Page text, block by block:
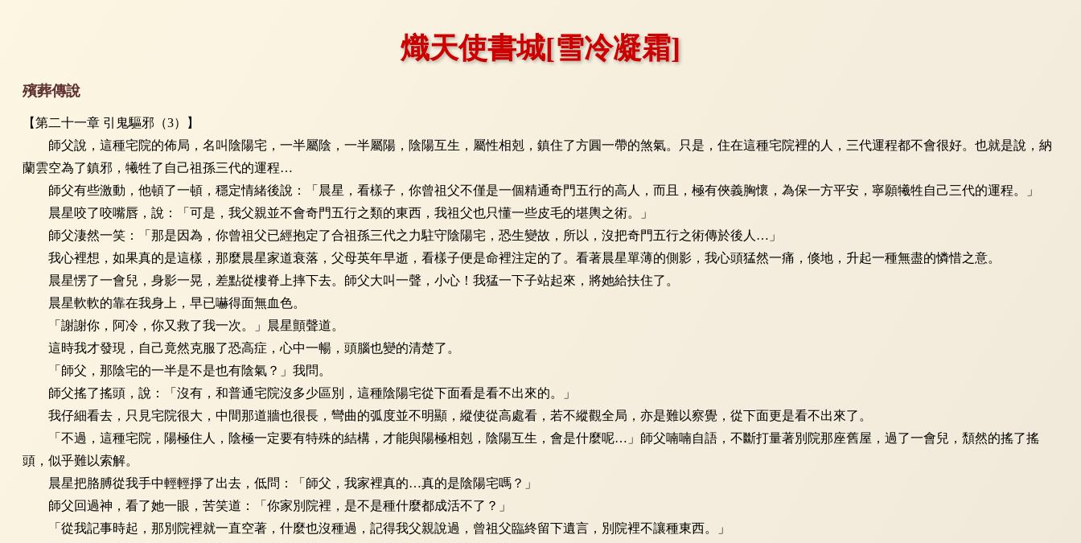
熾天使書城[雪冷凝霜]
殯葬傳說
【第二十一章 引鬼驅邪（3）】
師父說，這種宅院的佈局，名叫陰陽宅，一半屬陰，一半屬陽，陰陽互生，屬性相剋，鎮住了方圓一帶的煞氣。只是，住在這種宅院裡的人，三代運程都不會很好。也就是說，納
蘭雲空為了鎮邪，犧牲了自己祖孫三代的運程…
師父有些激動，他頓了一頓，穩定情緒後說：「晨星，看樣子，你曾祖父不僅是一個精通奇門五行的高人，而且，極有俠義胸懷，為保一方平安，寧願犧牲自己三代的運程。」
晨星咬了咬嘴唇，說：「可是，我父親並不會奇門五行之類的東西，我祖父也只懂一些皮毛的堪輿之術。」
師父淒然一笑：「那是因為，你曾祖父已經抱定了合祖孫三代之力駐守陰陽宅，恐生變故，所以，沒把奇門五行之術傳於後人…」
我心裡想，如果真的是這樣，那麼晨星家道衰落，父母英年早逝，看樣子便是命裡注定的了。看著晨星單薄的側影，我心頭猛然一痛，倏地，升起一種無盡的憐惜之意。
晨星愣了一會兒，身影一晃，差點從樓脊上摔下去。師父大叫一聲，小心！我猛一下子站起來，將她給扶住了。
晨星軟軟的靠在我身上，早已嚇得面無血色。
「謝謝你，阿冷，你又救了我一次。」晨星顫聲道。
這時我才發現，自己竟然克服了恐高症，心中一暢，頭腦也變的清楚了。
「師父，那陰宅的一半是不是也有陰氣？」我問。
師父搖了搖頭，說：「沒有，和普通宅院沒多少區別，這種陰陽宅從下面看是看不出來的。」
我仔細看去，只見宅院很大，中間那道牆也很長，彎曲的弧度並不明顯，縱使從高處看，若不縱觀全局，亦是難以察覺，從下面更是看不出來了。
「不過，這種宅院，陽極住人，陰極一定要有特殊的結構，才能與陽極相剋，陰陽互生，會是什麼呢…」師父喃喃自語，不斷打量著別院那座舊屋，過了一會兒，頹然的搖了搖
頭，似乎難以索解。
晨星把胳膊從我手中輕輕掙了出去，低問：「師父，我家裡真的…真的是陰陽宅嗎？」
師父回過神，看了她一眼，苦笑道：「你家別院裡，是不是種什麼都成活不了？」
「從我記事時起，那別院裡就一直空著，什麼也沒種過，記得我父親說過，曾祖父臨終留下遺言，別院裡不讓種東西。」